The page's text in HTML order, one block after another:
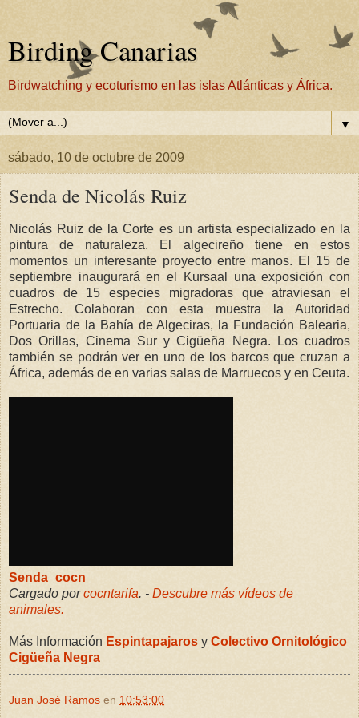
Birding Canarias
Birdwatching y ecoturismo en las islas Atlánticas y África.
▼
sábado, 10 de octubre de 2009
Senda de Nicolás Ruiz
Nicolás Ruiz de la Corte es un artista especializado en la
pintura de naturaleza. El algecireño tiene en estos
momentos un interesante proyecto entre manos. El 15 de
septiembre inaugurará en el Kursaal una exposición con
cuadros de 15 especies migradoras que atraviesan el
Estrecho. Colaboran con esta muestra la Autoridad
Portuaria de la Bahía de Algeciras, la Fundación Balearia,
Dos Orillas, Cinema Sur y Cigüeña Negra. Los cuadros
también se podrán ver en uno de los barcos que cruzan a
África, además de en varias salas de Marruecos y en Ceuta.
Senda_cocn
Cargado porcocntarifa. - Descubre más vídeos de
animales.
Más Información Espintapajaros y Colectivo Ornitológico
Cigüeña Negra
Juan José Ramos en 10:53:00